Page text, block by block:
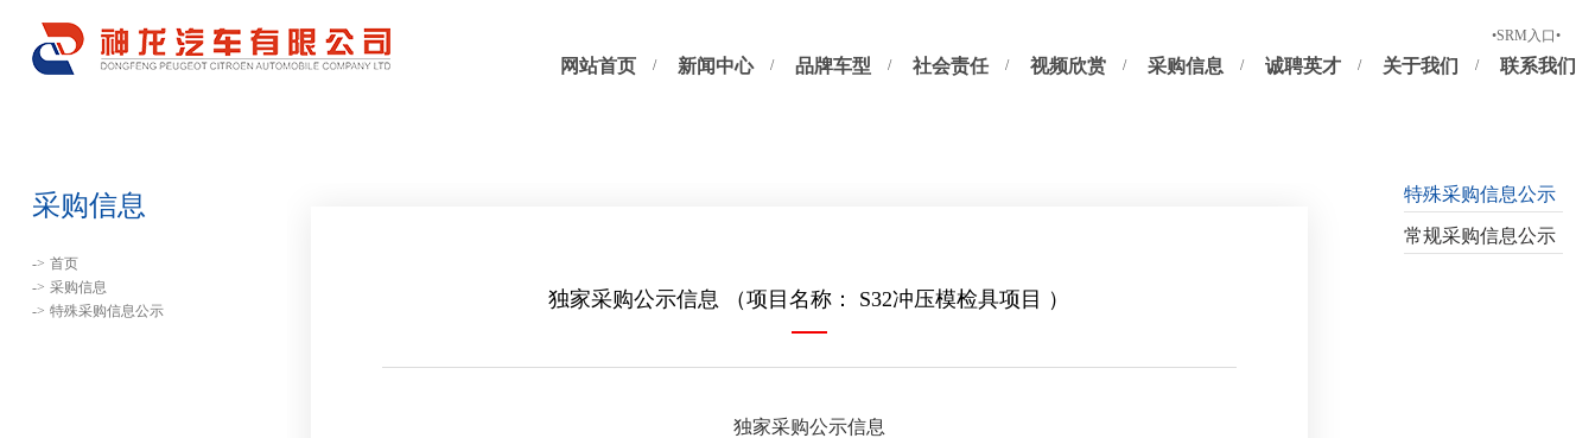
正式供应商及潜在供应商登录
•SRM入口•
网站首页 新闻中心 品牌车型 社会责任 视频欣赏 采购信息 诚聘英才 关于我们 联系我们
采购信息
-> 首页
-> 采购信息
-> 特殊采购信息公示 独家采购公示信息 （项目名称： S32冲压模检具项目 ）
独家采购公示信息
特殊采购信息公示
常规采购信息公示